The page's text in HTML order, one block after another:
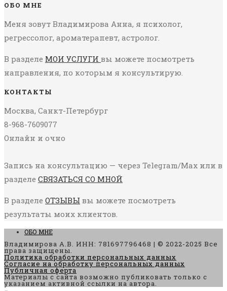
ОБО МНЕ
Меня зовут Владимирова Анна, я психолог,
регрессолог, ароматерапевт, астролог.
В разделе МОИ УСЛУГИ вы можете посмотреть
направления, по которым я консультирую.
КОНТАКТЫ
Москва, Санкт-Петербург
8-968-7609077
Онлайн и очно
Запись на консультацию — через Telegram/Max или в
разделе СВЯЗАТЬСЯ СО МНОЙ
В разделе ОТЗЫВЫ вы можете посмотреть
результаты моих клиентов.
ОБО МНЕ
Владимирова А.В. ИНН: 781697796468 | © 2022-2025 Все
права защищены.
Политика обработки персональных данных
Согласие на обработку персональных данных
Публичная оферта
Материалы с сайта возможно публиковать только с
указанием активной ссылки на автора.